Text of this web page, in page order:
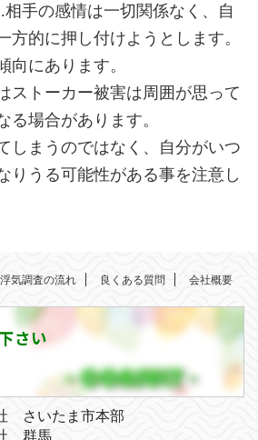
手の感情は一切関係なく、自
方的に押し付けようとします。
向にあります。
ストーカー被害は周囲が思って
る場合があります。
しまうのではなく、自分がいつ
りうる可能性がある事を注意し
浮気調査の流れ 良くある質問 会社概要
さい
さいたま市本部
群馬